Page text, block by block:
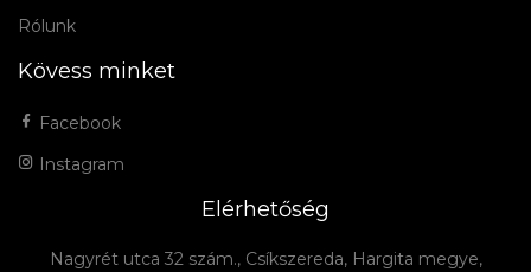
Rólunk
Kövess minket
Facebook
Instagram
Elérhetőség
Nagyrét utca 32 szám., Csíkszereda, Hargita megye,